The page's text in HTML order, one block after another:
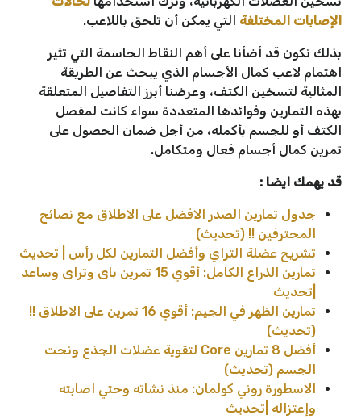
الإصابات المختلفة التي يمكن أن تلحق باللاعب.
بذلك نكون قد أضأنا على أهم النقاط الحاسمة التي تثير
اهتمام لاعب كمال الأجسام الذي يبحث عن الطريقة
المثالية لتسخين الكتف، وعرضنا أبرز التفاصيل المتعلقة
بهذه التمارين وفوائدها المتعددة سواء كانت لمفصل
الكتف أو للجسم بأكمله، من أجل ضمان الحصول على
تمرين كمال أجسام فعال ومتكامل.
قد يهمك ايضا :
جدول تمارين الصدر الافضل على الاطلاق مع نصائح
المحترفين !! (تحديث)
تشريح عضلة التراي وأفضل التمارين لكل رأس | تحديث
تمارين الذراع الكامل: أقوي 15 تمرين باى وتراى وساعد
|تحديث
تمارين الظهر في الجيم: أقوي 16 تمرين على الاطلاق !!
(تحديث)
أفضل 8 تمارين Core لتقوية عضلات الجذع ونحت
الجسم (تحديث)
الاسطورة روني كولمان: منذ نشاته وحتي اصابته
وإعتزاله |تحديث